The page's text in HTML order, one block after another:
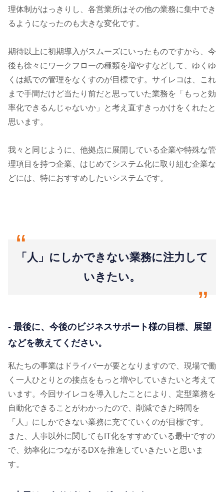
理体制がはっきりし、各営業所はその他の業務に集中でき
るようになったのも大きな変化です。
期待以上に初期導入がスムーズにいったものですから、今
後も徐々にワークフローの種類を増やすなどして、ゆくゆ
くは紙での管理をなくすのが目標です。サイレコは、これ
まで手間だけど当たり前だと思っていた業務を「もっと効
率化できるんじゃないか」と考え直すきっかけをくれたと
思います。
我々と同じように、他拠点に展開している企業や特殊な管
理項目を持つ企業、はじめてシステム化に取り組む企業な
どには、特におすすめしたいシステムです。
“「人」にしかできない業務に注力して
いきたい。
“
- 最後に、今後のビジネスサポート様の目標、展望
などを教えてください。
私たちの事業はドライバーが要となりますので、現場で働
く一人ひとりとの接点をもっと増やしていきたいと考えて
います。今回サイレコを導入したことにより、定型業務を
自動化できることがわかったので、削減できた時間を
「人」にしかできない業務に充てていくのが目標です。
また、人事以外に関してもIT化をすすめている最中ですの
で、効率化につながるDXを推進していきたいと思いま
す。